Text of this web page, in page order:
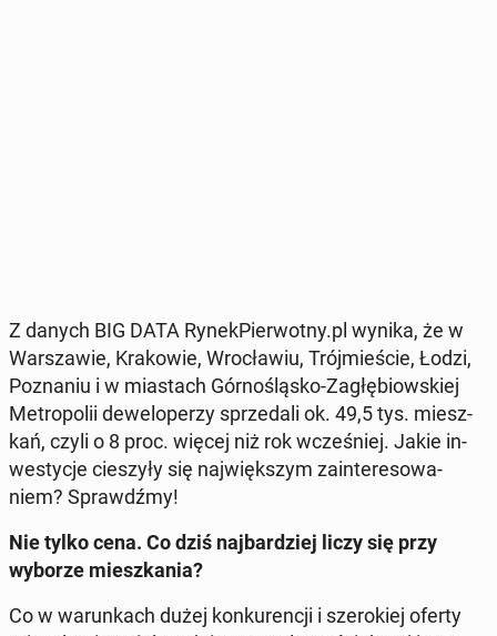
Z danych BIG DATA Ry­nek­Pier­wot­ny.pl wynika, że w
War­sza­wie, Kra­ko­wie, Wro­cła­wiu, Trój­mie­ście, Łodzi,
Po­zna­niu i w mia­stach Gór­no­ślą­sko-Za­głę­biow­skiej
Me­tro­po­lii de­we­lo­pe­rzy sprze­da­li ok. 49,5 tys. miesz­
kań, czyli o 8 proc. więcej niż rok wcze­śniej. Jakie in­
we­sty­cje cie­szy­ły się naj­więk­szym za­in­te­re­so­wa­
niem? Sprawdź­my!
Nie tylko cena. Co dziś naj­bar­dziej liczy się przy
wyborze miesz­ka­nia?
Co w wa­run­kach dużej kon­ku­ren­cji i sze­ro­kiej oferty